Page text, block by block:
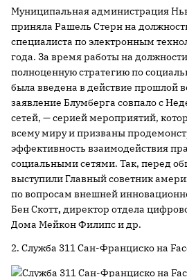
Муниципальная администрация
приняла Рашель Стерн на
специалиста по электронным
года. За время работы на
полноценную стратегию по
была введена в действие прошлой
заявление Блумберга совпало с
сетей, — серией мероприятий,
всему миру и призваны
эффективность взаимодействия
социальными сетями. Так, перед
выступили Главный советник
по вопросам внешней
БенСкотт, директор отдела
Дома Мейкон Филипс и др.
2. Служба 311 Сан-Франциско на